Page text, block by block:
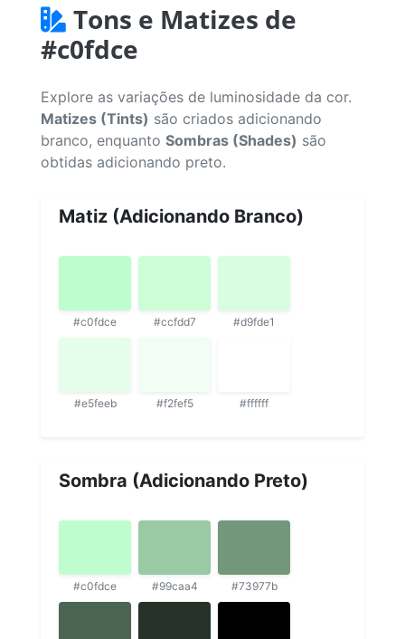
Tons e Matizes de
#c0fdce
Explore as variações de luminosidade da cor.
Matizes (Tints) são criados adicionando
branco, enquanto Sombras (Shades) são
obtidas adicionando preto.
Matiz (Adicionando Branco)
#c0fdce #ccfdd7 #d9fde1
#e5feeb #f2fef5 #ffffff
Sombra (Adicionando Preto)
#c0fdce #99caa4 #73977b